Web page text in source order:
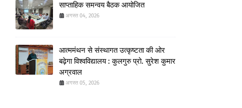
साप्ताहिक समन्वय बैठक आयोजित
अगस्त 04, 2026
आत्ममंथन से संस्थागत उत्कृष्टता की ओर
बढ़ेगा विश्वविद्यालय : कुलगुरु प्रो. सुरेश कुमार
अग्रवाल
अगस्त 05, 2026